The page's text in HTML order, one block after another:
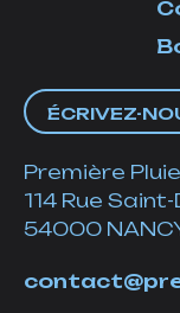
ÉCRIVEZ-
Première Pluie
114 Rue
54000